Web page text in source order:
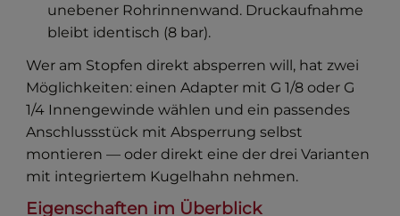
unebener Rohrinnenwand. Druckaufnahme
bleibt identisch (8 bar).
Wer am Stopfen direkt absperren will, hat zwei
Möglichkeiten: einen Adapter mit G 1/8 oder G
1/4 Innengewinde wählen und ein passendes
Anschlussstück mit Absperrung selbst
montieren — oder direkt eine der drei Varianten
mit integriertem Kugelhahn nehmen.
Eigenschaften im Überblick